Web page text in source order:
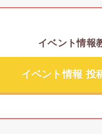
イベント情報
イベント情報 投